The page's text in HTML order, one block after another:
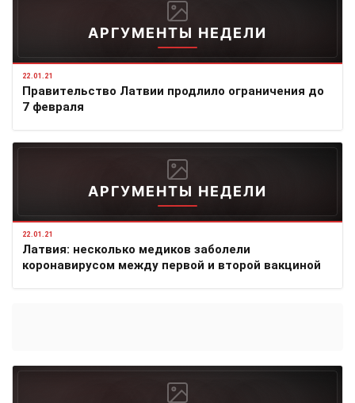
АРГУМЕНТЫ НЕДЕЛИ
22.01.21
Правительство Латвии продлило ограничения до
7 февраля
АРГУМЕНТЫ НЕДЕЛИ
22.01.21
Латвия: несколько медиков заболели
коронавирусом между первой и второй вакциной